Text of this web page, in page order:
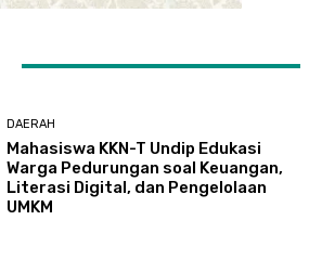
DAERAH
Mahasiswa KKN-T Undip Edukasi
Warga Pedurungan soal Keuangan,
Literasi Digital, dan Pengelolaan
UMKM